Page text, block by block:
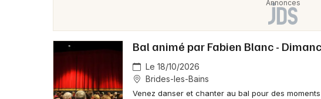
Bal animé par Fabien Blanc -
Le 18/10/2026
Brides-les-Bains
Venez danser et chanter au bal pour des